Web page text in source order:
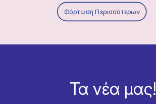
Φόρτωση Περισσότερων
Τα νέα μας!